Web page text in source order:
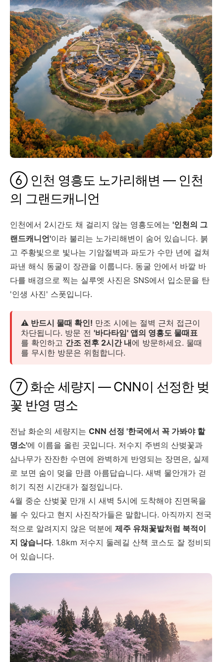
⑥ 인천 영흥도 노가리해변 — 인천
의 그랜드캐니언
인천에서 2시간도 채 걸리지 않는 영흥도에는 '인천의 그
랜드캐니언'이라 불리는 노가리해변이 숨어 있습니다. 붉
고 주황빛으로 빛나는 기암절벽과 파도가 수만 년에 걸쳐
파낸 해식 동굴이 장관을 이룹니다. 동굴 안에서 바깥 바
다를 배경으로 찍는 실루엣 사진은 SNS에서 입소문을 탄
'인생 사진' 스폿입니다.
⚠️ 반드시 물때 확인! 만조 시에는 절벽 근처 접근이
차단됩니다. 방문 전 '바다타임' 앱의 영흥도 물때표
를 확인하고 간조 전후 2시간 내에 방문하세요. 물때
를 무시한 방문은 위험합니다.
⑦ 화순 세량지 — CNN이 선정한 벚
꽃 반영 명소
전남 화순의 세량지는 CNN 선정 '한국에서 꼭 가봐야 할
명소'에 이름을 올린 곳입니다. 저수지 주변의 산벚꽃과
삼나무가 잔잔한 수면에 완벽하게 반영되는 장면은, 실제
로 보면 숨이 멎을 만큼 아름답습니다. 새벽 물안개가 걷
히기 직전 시간대가 절정입니다.
4월 중순 산벚꽃 만개 시 새벽 5시에 도착해야 진면목을
볼 수 있다고 현지 사진작가들은 말합니다. 아직까지 전국
적으로 알려지지 않은 덕분에 제주 유채꽃밭처럼 북적이
지 않습니다. 1.8km 저수지 둘레길 산책 코스도 잘 정비되
어 있습니다.